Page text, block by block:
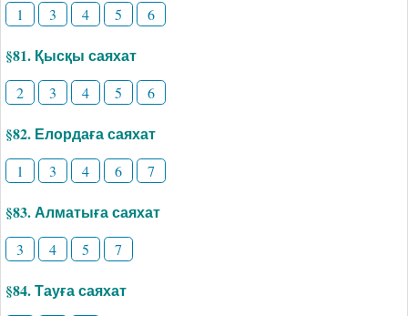
1 3 4 5 6
§81. Қысқы саяхат
2 3 4 5 6
§82. Елордаға саяхат
1 3 4 6 7
§83. Алматыға саяхат
3 4 5 7
§84. Тауға саяхат